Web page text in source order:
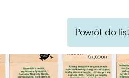
Szukaj
Powrót do